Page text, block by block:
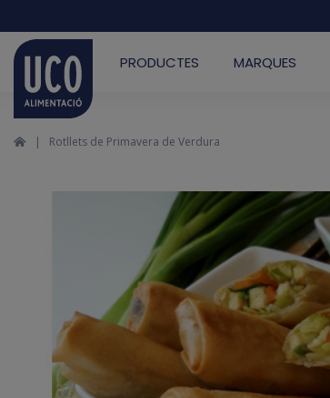
PRODUCTES MARQUES
Rotllets de Primavera de Verdura